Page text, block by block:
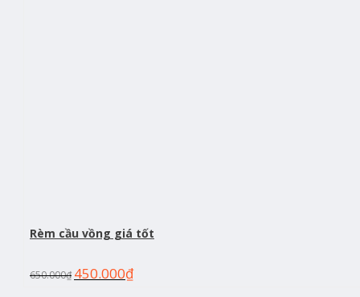
Rèm cầu vồng giá tốt
650.000₫ 450.000₫